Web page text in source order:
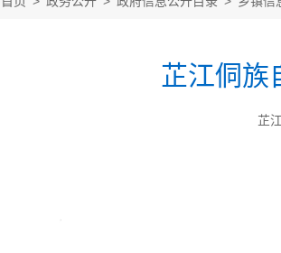
芷江侗族
芷